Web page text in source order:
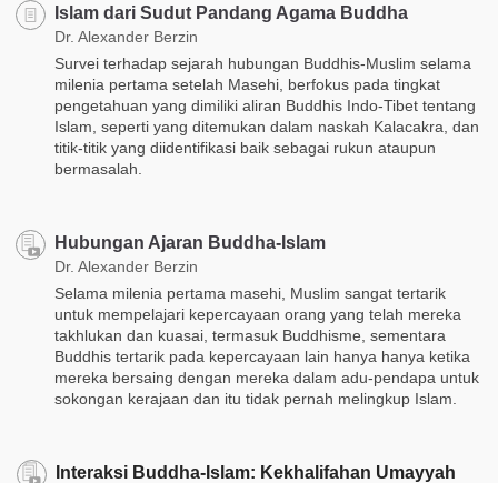
Islam dari Sudut Pandang Agama Buddha
Dr. Alexander Berzin
Survei terhadap sejarah hubungan Buddhis-Muslim selama
milenia pertama setelah Masehi, berfokus pada tingkat
pengetahuan yang dimiliki aliran Buddhis Indo-Tibet tentang
Islam, seperti yang ditemukan dalam naskah Kalacakra, dan
titik-titik yang diidentifikasi baik sebagai rukun ataupun
bermasalah.
Hubungan Ajaran Buddha-Islam
Dr. Alexander Berzin
Selama milenia pertama masehi, Muslim sangat tertarik
untuk mempelajari kepercayaan orang yang telah mereka
takhlukan dan kuasai, termasuk Buddhisme, sementara
Buddhis tertarik pada kepercayaan lain hanya hanya ketika
mereka bersaing dengan mereka dalam adu-pendapa untuk
sokongan kerajaan dan itu tidak pernah melingkup Islam.
Interaksi Buddha-Islam: Kekhalifahan Umayyah